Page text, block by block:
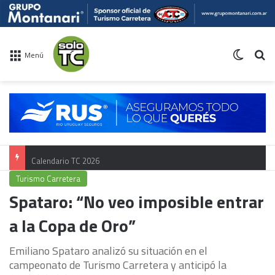
Menú
Calendario TC 2026
Turismo Carretera
Spataro: “No veo imposible entrar
a la Copa de Oro”
Emiliano Spataro analizó su situación en el
campeonato de Turismo Carretera y anticipó la